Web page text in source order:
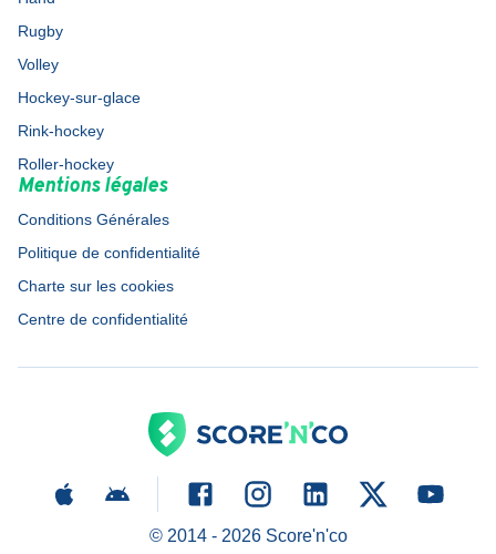
Rugby
Volley
Hockey-sur-glace
Rink-hockey
Roller-hockey
Mentions légales
Conditions Générales
Politique de confidentialité
Charte sur les cookies
Centre de confidentialité
© 2014 - 2026Score'n'co